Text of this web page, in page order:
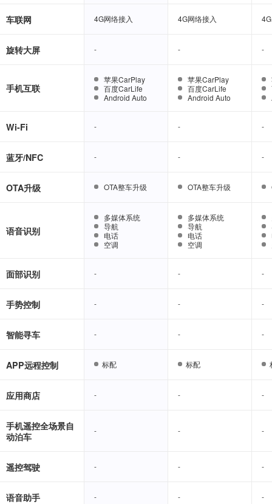
车联网 4G网络接入 4G网络接入
旋转大屏 - - -
手机互联
苹果CarPlay
百度CarLife
Android Auto
苹果CarPlay
百度CarLife
Android Auto
Wi-Fi - - -
蓝牙/NFC - - -
OTA升级 OTA整车升级 OTA整车升级
语音识别
多媒体系统
导航
电话
空调
多媒体系统
导航
电话
空调
面部识别 - - -
手势控制 - - -
智能寻车 - - -
APP远程控制 标配 标配
应用商店 - - -
手机遥控全场景自
动泊车
- - -
遥控驾驶 - - -
语音助手 - - -
4G网络接入 4G网络接入
- - -
苹果CarPlay
百度CarLife
Android Auto
苹果CarPlay
百度CarLife
Android Auto
- - -
- - -
OTA整车升级 OTA整车升级
多媒体系统
导航
电话
空调
多媒体系统
导航
电话
空调
- - -
- - -
- - -
标配 标配
- - -
- - -
- - -
- - -